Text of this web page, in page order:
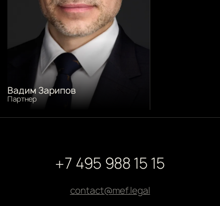
Вадим Зарипов
Партнер
+7 495 988 15 15
contact@mef.legal